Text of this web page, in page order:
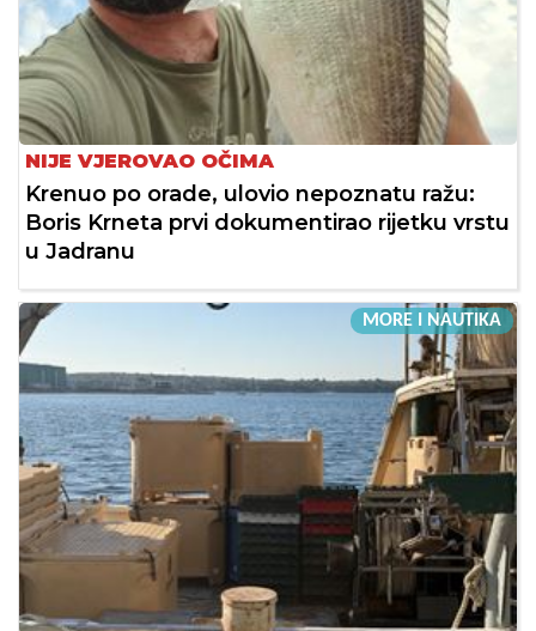
NIJE VJEROVAO OČIMA
Krenuo po orade, ulovio nepoznatu ražu:
Boris Krneta prvi dokumentirao rijetku vrstu
u Jadranu
MORE I NAUTIKA